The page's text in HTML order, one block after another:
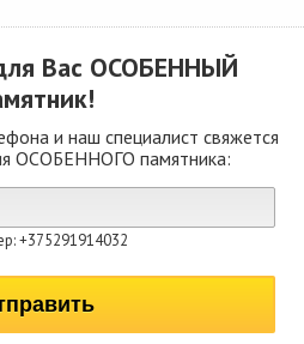
Вас ОСОБЕННЫЙ
и наш специалист свяжется
ОСОБЕННОГО памятника:
+375291914032